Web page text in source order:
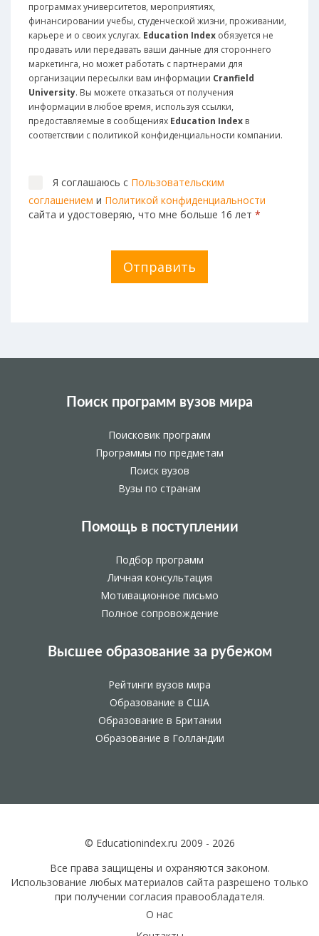
программах университетов, мероприятиях,
финансировании учебы, студенческой жизни, проживании,
карьере и о своих услугах. Education Index обязуется не
продавать или передавать ваши данные для стороннего
маркетинга, но может работать с партнерами для
организации пересылки вам информации Cranfield
University. Вы можете отказаться от получения
информации в любое время, используя ссылки,
предоставляемые в сообщениях Education Index в
соответствии с политикой конфиденциальности компании.
Я соглашаюсь с Пользовательским
соглашением и Политикой конфиденциальности
сайта и удостоверяю, что мне больше 16 лет *
Отправить
Поиск программ вузов мира
Поисковик программ
Программы по предметам
Поиск вузов
Вузы по странам
Помощь в поступлении
Подбор программ
Личная консультация
Мотивационное письмо
Полное сопровождение
Высшее образование за рубежом
Рейтинги вузов мира
Образование в США
Образование в Британии
Образование в Голландии
© Educationindex.ru 2009 - 2026
Все права защищены и охраняются законом.
Использование любых материалов сайта разрешено только
при получении согласия правообладателя.
О нас